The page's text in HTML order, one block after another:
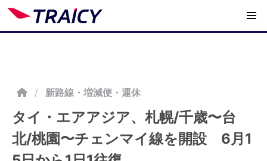
/ 新路線・増減便・運休
タイ・エアアジア、札幌/千歳〜台
北/桃園〜チェンマイ線を開設 6月1